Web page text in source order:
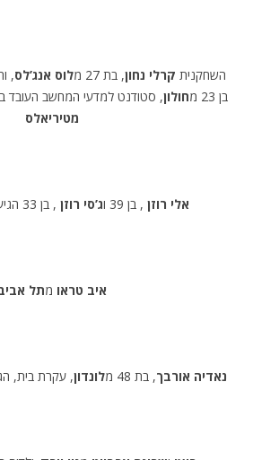
השחקנית קרלי נחון, בת 27 מ לוס אנג’לס,
בן 23 מ
חולון, סטודנט למדעי המחשב העובד
מטיריאלס
אלי רוזן , בן 39 ו ג’סי רוזן , בן 33 הגיעו מ
איב טראו מתל
נאדיה אורבך, בת 48 מ לונדון, עקרת בית,